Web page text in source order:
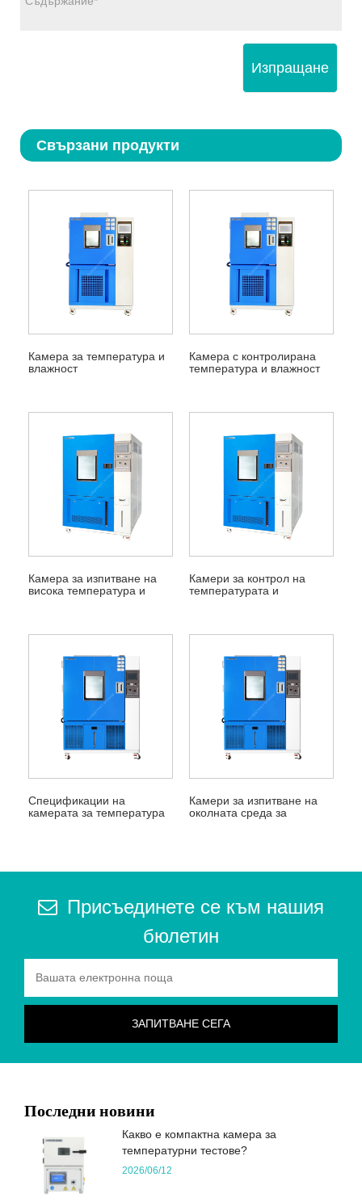
Изпращане
Свързани продукти
Камера за температура и
влажност
Камера с контролирана
температура и влажност
Камера за изпитване на
висока температура и
Камери за контрол на
температурата и
Спецификации на
камерата за температура
Камери за изпитване на
околната среда за
Присъединете се към нашия
бюлетин
Последни новини
Какво е компактна камера за
температурни тестове?
2026/06/12